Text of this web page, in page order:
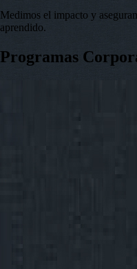
Medimos el impacto y
aprendido.
Programas